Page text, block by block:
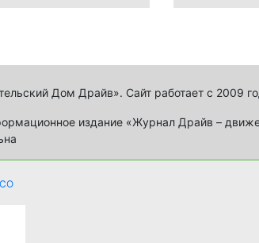
Дом Драйв». Сайт работает с 2009
издание «Журнал Драйв –